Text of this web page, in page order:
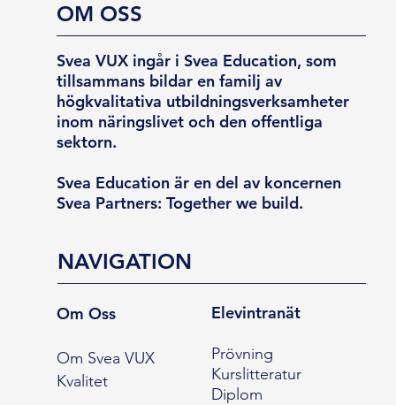
OM OSS
Svea VUX ingår i Svea Education, som
tillsammans bildar en familj av
högkvalitativa utbildningsverksamheter
inom näringslivet och den offentliga
sektorn.
Svea Education är en del av koncernen
Svea Partners: Together we build.
NAVIGATION
Om Oss
Om Svea VUX
Kvalitet
Elevintranät
Prövning
Kurslitteratur
Diplom